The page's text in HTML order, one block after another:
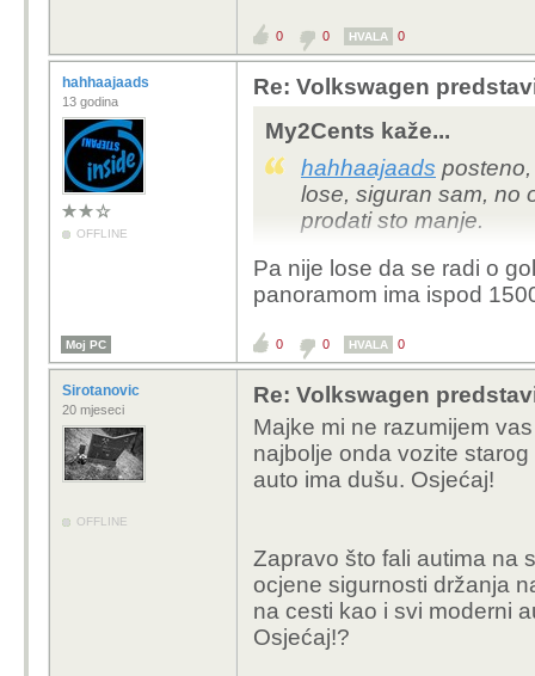
0 0 HVALA 0
hahhaajaads
13 godina
OFFLINE
Re: Volkswagen
My2Cents kaže...
hahhaajaads
lose, siguran sam, no
prodati sto manje.
Pa nije lose da se radi o
panoramom ima ispod
Moj PC 0 0 HVALA 0
Sirotanovic
20 mjeseci
OFFLINE
Re: Volkswagen
Majke mi ne razumijem
najbolje onda vozite
auto ima dušu. Osjećaj!
Zapravo što fali autima na
ocjene sigurnosti držanja
na cesti kao i svi moderni
Osjećaj!?